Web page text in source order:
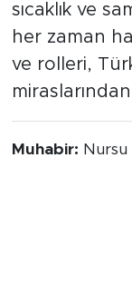
sıcaklık ve
her zaman
ve rolleri,
Muhabir: